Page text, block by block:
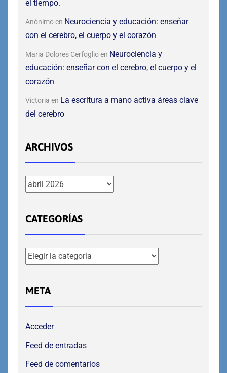
el tiempo.
Anónimoen Neurociencia y educación: enseñar
con el cerebro, el cuerpo y el corazón
Maria Dolores Cerfoglioen Neurociencia y
educación: enseñar con el cerebro, el cuerpo y el
corazón
Victoria en La escritura a mano activa áreas clave
del cerebro
ARCHIVOS
CATEGORÍAS
META
Acceder
Feed de entradas
Feed de comentarios